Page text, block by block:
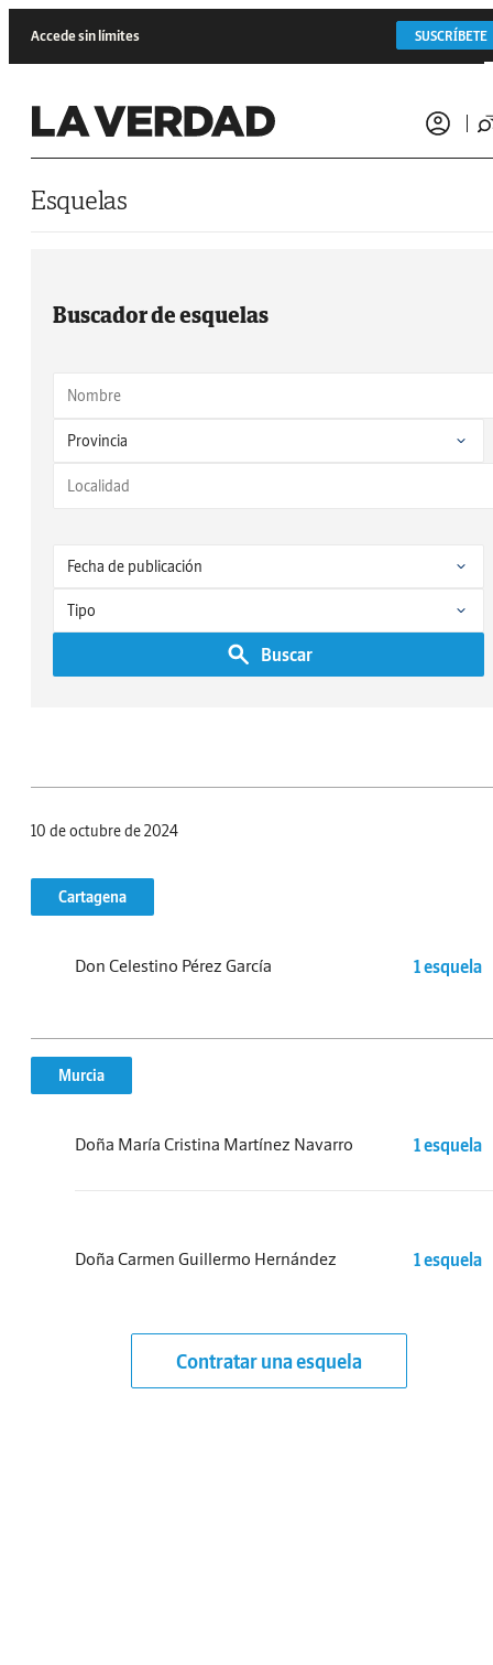
Accede sin límites SUSCRÍBETE
Esquelas
Buscador de esquelas
Buscar
10 de octubre de 2024
Cartagena
Don Celestino Pérez García 1 esquela
Murcia
Doña María Cristina Martínez Navarro 1 esquela
Doña Carmen Guillermo Hernández 1 esquela
Contratar una esquela